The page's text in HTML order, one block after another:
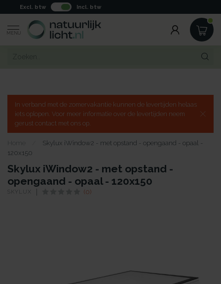
Excl. btw Incl. btw
MENU
In verband met de zomervakantie kunnen de levertijden helaas
iets oplopen. Voor meer informatie over de levertijden neem
gerust contact met ons op.
Home
Skylux iWindow2 - met opstand - opengaand - opaal -
120x150
Skylux iWindow2 - met opstand -
opengaand - opaal - 120x150
SKYLUX (0)